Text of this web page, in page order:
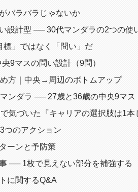
バラバラじゃないか
設計型 ── 30代マンダラの2つの使
標」ではなく「問い」だ
9マスの問い設計（9問）
方｜中央→周辺のボトムアップ
ンダラ ── 27歳と36歳の中央9マス
気づいた『キャリアの選択肢は1
つのアクション
ーンと予防策
── 1枚で見えない部分を補強する
に関するQ&A